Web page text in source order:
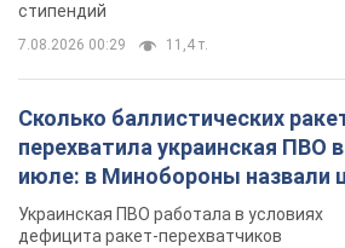
стипендий
7.08.2026 00:29 11,4 т.
Сколько баллистических
перехватила украинская ПВО в
июле: в Минобороны назвали
Украинская ПВО работала в условиях
дефицита ракет-перехватчиков